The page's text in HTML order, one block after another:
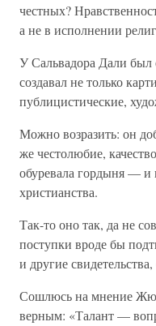
честных?
а не в исполнении
У Сальвадора Дали
создавал не только
публицистические,
Можно возразить: он
же честолюбие,
обуревала гордыня — и
христианства.
Так-то оно так, да не
поступки вроде бы
и другие
Сошлюсь на мнение
верным: «Талант —